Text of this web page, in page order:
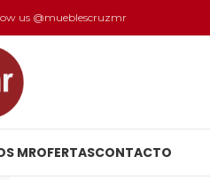
us @mueblescruzmr
MROFERTASCONTACTO